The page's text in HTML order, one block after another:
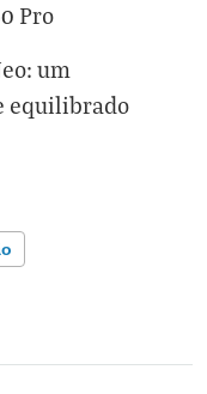
Pro
um
equilibrado